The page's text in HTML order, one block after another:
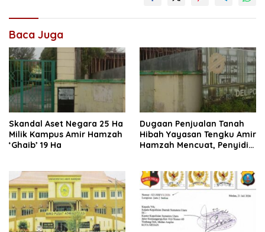
Baca Juga
Skandal Aset Negara 25 Ha
Milik Kampus Amir Hamzah
‘Ghaib’ 19 Ha
Dugaan Penjualan Tanah
Hibah Yayasan Tengku Amir
Hamzah Mencuat, Penyidik